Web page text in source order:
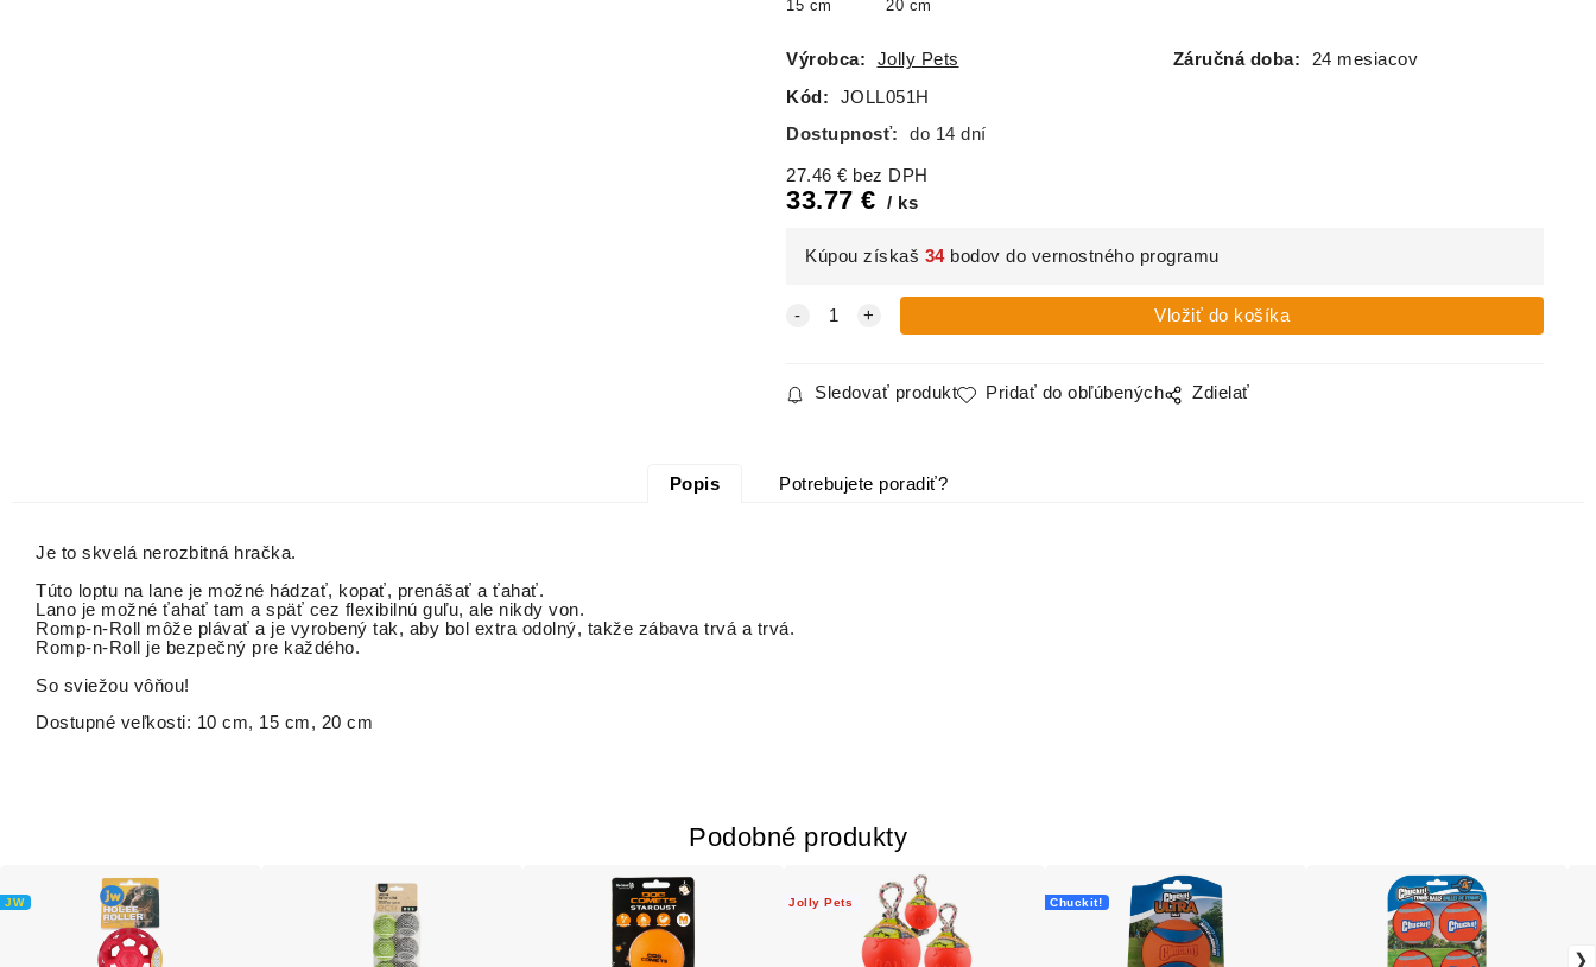
15 cm 20 cm
Výrobca: Jolly Pets Záručná doba:
24 mesiacov
Kód:
JOLL051H
Dostupnosť:
do 14 dní
27.46 € bez DPH
33.77 € ks
Kúpou získaš 34bodov do vernostného programu
Sledovať produkt Pridať do obľúbených Zdielať
Popis Potrebujete poradiť?
Je to skvelá nerozbitná hračka.
Túto loptu na lane je možné hádzať, kopať, prenášať a ťahať.
Lano je možné ťahať tam a späť cez flexibilnú guľu, ale nikdy von.
Romp-n-Roll môže plávať a je vyrobený tak, aby bol extra odolný, takže zábava trvá a trvá.
Romp-n-Roll je bezpečný pre každého.
So sviežou vôňou!
Dostupné veľkosti: 10 cm, 15 cm, 20 cm
Podobné produkty
JW Jolly Pets Chuckit!